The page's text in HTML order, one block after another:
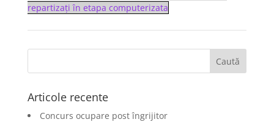
repartizați în etapa computerizata
Articole recente
Concurs ocupare post îngrijitor